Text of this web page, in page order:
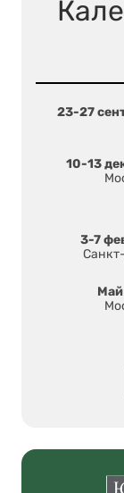
23-27
10-13
3-7